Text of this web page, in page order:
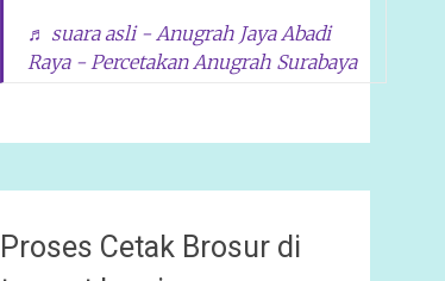
♬ suara asli - Anugrah Jaya Abadi
Raya - Percetakan Anugrah Surabaya
Proses Cetak Brosur di